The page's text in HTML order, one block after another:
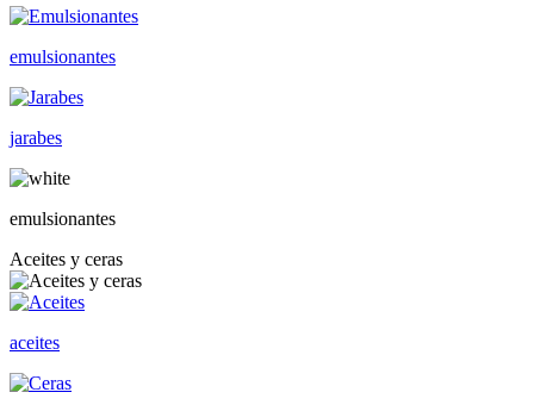
emulsionantes
jarabes
emulsionantes
Aceites y ceras
aceites